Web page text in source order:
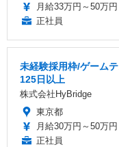
月給33万円～50万円
正社員
未経験採用枠/ゲーム
125日以上
株式会社HyBridge
東京都
月給30万円～50万円
正社員